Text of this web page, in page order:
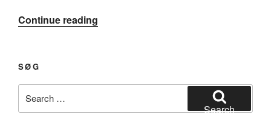
Continue reading
SØG
for:
Search